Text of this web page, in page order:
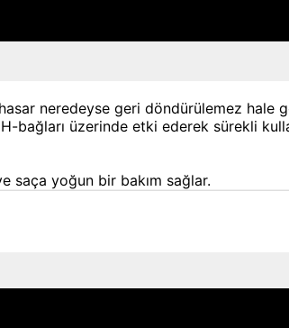
neredeyse geri döndürülemez hale
bağları üzerinde etki ederek sürekli
saça yoğun bir bakım sağlar.